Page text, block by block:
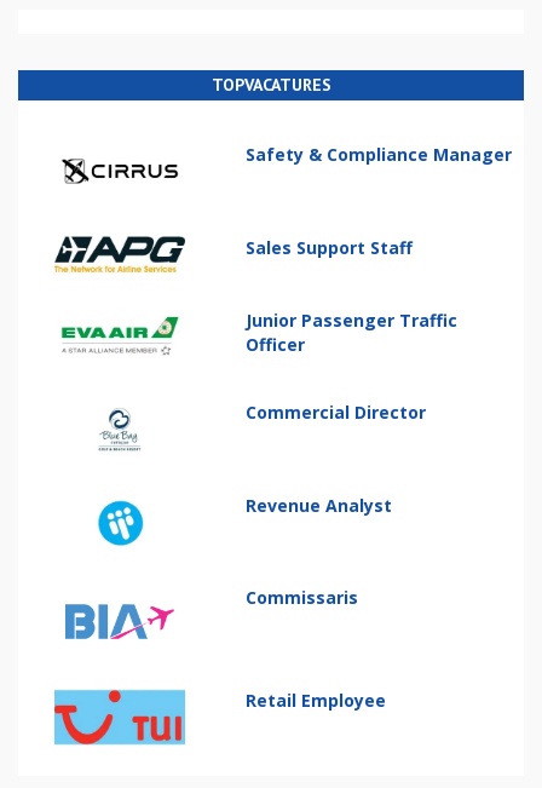
TOPVACATURES
Safety & Compliance Manager
Sales Support Staff
Junior Passenger Traffic
Officer
Commercial Director
Revenue Analyst
Commissaris
Retail Employee